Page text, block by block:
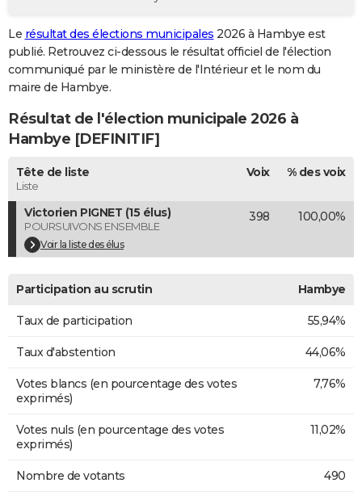
GUIDES D'ACHAT
BONS PLANS
CARTE DE VOEUX
Carte de Noël
Carte Bonne année
Carte Saint-Valentin
Carte Pâques
Carte d'anniversaire
DICTIONNAIRE
Dictionnaire
Biographies
Citations
Expressions
Proverbes
PROGRAMME TV
COPAINS D'AVANT
S'inscrire
Se connecter
Lycées
Collèges
Primaires
Universités
Entreprises
Service militaire
Avis de recherche
AVIS DE DÉCÈS
FORUM
Le résultat des élections municipales 2026 à Hambye est
publié. Retrouvez ci-dessous le résultat officiel de l'élection
communiqué par le ministère de l'Intérieur et le nom du
maire de Hambye.
Résultat de l'élection municipale 2026 à
Hambye [DEFINITIF]
Tête de liste
Liste
Voix % des voix
Victorien PIGNET (15 élus)
POURSUIVONS ENSEMBLE
Voir la liste des élus
398 100,00%
Participation au scrutin Hambye
Taux de participation 55,94%
Taux d'abstention 44,06%
Votes blancs (en pourcentage des votes
exprimés)
7,76%
Votes nuls (en pourcentage des votes
exprimés)
11,02%
Nombre de votants 490